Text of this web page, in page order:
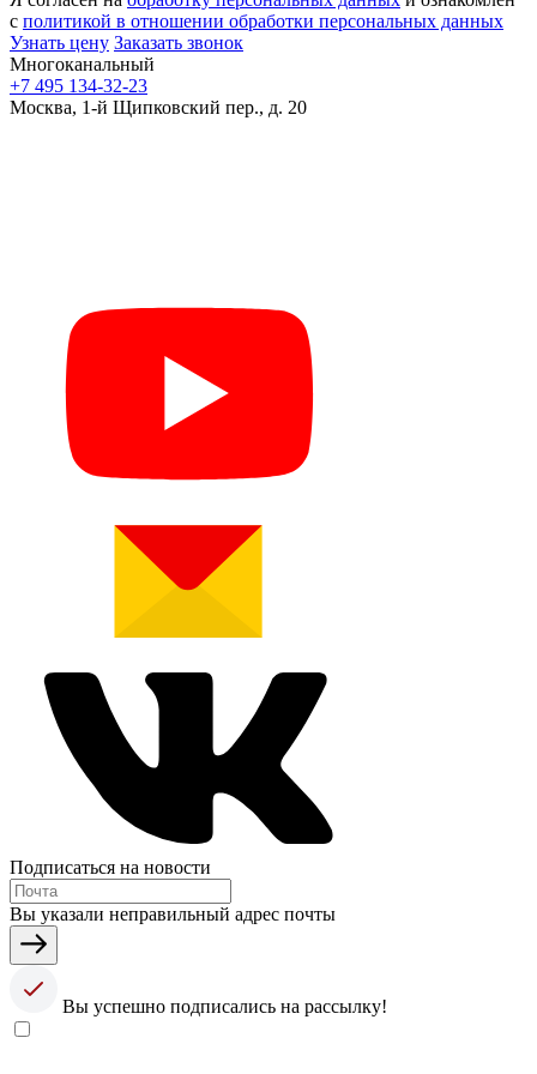
с политикой в отношении обработки персональных данных
Узнать цену Заказать звонок
Многоканальный
+7 495 134-32-23
Москва, 1-й Щипковский пер., д. 20
Подписаться на новости
Вы указали неправильный адрес почты
Вы успешно подписались на рассылку!